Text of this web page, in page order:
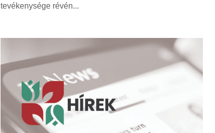
tevékenysége révén...